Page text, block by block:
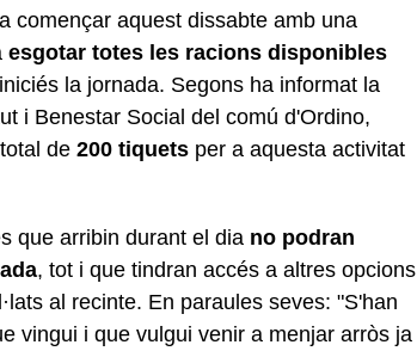
començar aquest dissabte amb una
esgotar totes les racions disponibles
la jornada. Segons ha informat la
i Benestar Social del comú d'Ordino,
de 200 tiquets per a aquesta activitat
que arribin durant el dia no podran
, tot i que tindran accés a altres opcions
al recinte. En paraules seves: "S'han
vingui i que vulgui venir a menjar arròs ja